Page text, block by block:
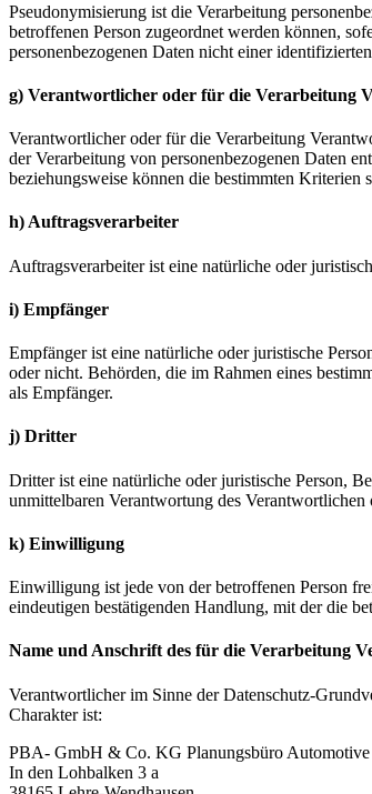
Pseudonymisierung ist die Verarbeitung
betroffenen Person zugeordnet werden können,
personenbezogenen Daten nicht einer
g) Verantwortlicher oder für die Verarbeitung
Verantwortlicher oder für die Verarbeitung
der Verarbeitung von personenbezogenen Daten
beziehungsweise können die bestimmten Kriterien
h) Auftragsverarbeiter
Auftragsverarbeiter ist eine natürliche oder
i) Empfänger
Empfänger ist eine natürliche oder juristische
oder nicht. Behörden, die im Rahmen eines
als Empfänger.
j) Dritter
Dritter ist eine natürliche oder juristische Person,
unmittelbaren Verantwortung des Verantwortlichen
k) Einwilligung
Einwilligung ist jede von der betroffenen Person
eindeutigen bestätigenden Handlung, mit der die
Name und Anschrift des für die Verarbeitung
Verantwortlicher im Sinne der Datenschutz-
Charakter ist:
PBA- GmbH & Co. KG Planungsbüro Automotive
In den Lohbalken 3 a